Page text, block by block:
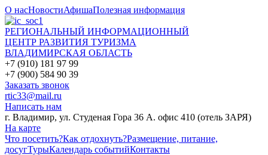
О насНовостиАфишаПолезная информация
РЕГИОНАЛЬНЫЙ ИНФОРМАЦИОННЫЙ
ЦЕНТР РАЗВИТИЯ ТУРИЗМА
ВЛАДИМИРСКАЯ ОБЛАСТЬ
+7 (910) 181 97 99
+7 (900) 584 90 39
Заказать звонок
rtic33@mail.ru
Написать нам
г. Владимир, ул. Студеная Гора 36 А. офис 410 (отель ЗАРЯ)
На карте
Что посетить?Как отдохнуть?Размещение, питание,
досугТурыКалендарь событийКонтакты